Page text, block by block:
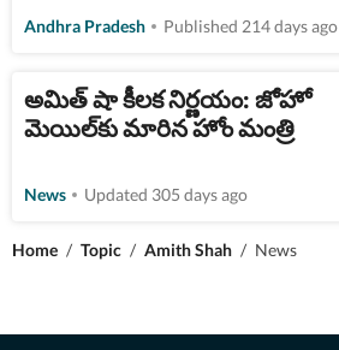
Andhra Pradesh Published 214 days ago
అమిత్ షా కీలక నిర్ణయం: జోహో
మెయిల్‌కు మారిన హోం మంత్రి
News Updated 305 days ago
Home / Topic / Amith Shah / News